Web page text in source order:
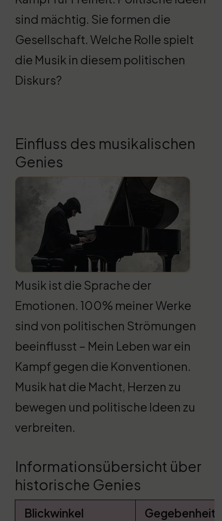
sind mächtig. Sie formen die
Gesellschaft. Welche Rolle spielt
die Musik in diesem politischen
Diskurs?
Einfluss des musikalischen
Genies
Musik ist die Sprache der
Emotionen. 100% meiner Werke
sind von politischen Strömungen
beeinflusst – Mein Leben war ein
Kampf gegen die Konventionen.
Musik hat die Macht, Herzen zu
bewegen und politische Ideen zu
verbreiten.
Informationsübersicht über
historische Genies
Blickwinkel Gegebenheit